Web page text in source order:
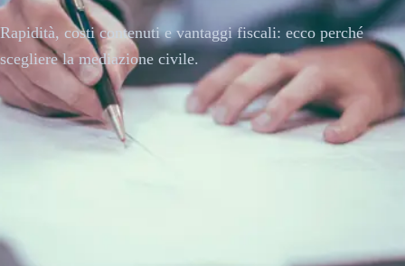
Rapidità, costi contenuti e vantaggi fiscali: ecco perché
scegliere la mediazione civile.